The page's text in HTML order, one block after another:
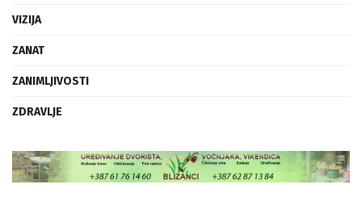
VIZIJA
ZANAT
ZANIMLJIVOSTI
ZDRAVLJE